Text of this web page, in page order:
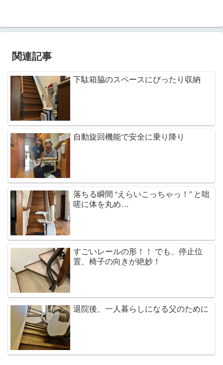
関連記事
下駄箱脇のスペースにぴったり収納
自動旋回機能で安全に乗り降り
落ちる瞬間 “えらいこっちゃっ！” と咄
嗟に体を丸め…
すごいレールの形！！ でも、停止位
置、椅子の向きが絶妙！
退院後、一人暮らしになる父のために